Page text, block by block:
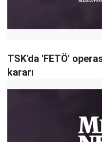
TSK'da 'FETÖ'
kararı